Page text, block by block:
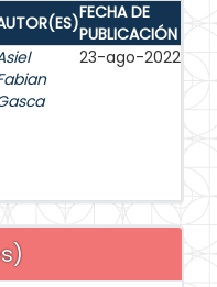
FECHA DE
PUBLICACIÓN
23-ago-2022